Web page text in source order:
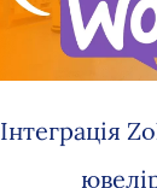
Інтеграція